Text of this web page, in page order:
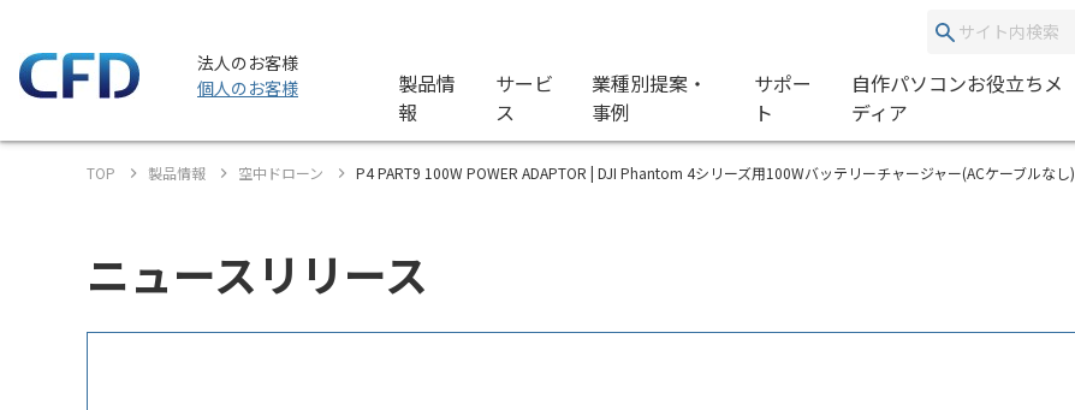
法人のお客様
個人のお客様
製品情
報
サービ
ス
業種別提案・
事例
サポー
ト
自作パソコンお役立ちメ
ディア
TOP 製品情報 空中ドローン P4 PART9 100W POWER ADAPTOR | DJI Phantom 4シリーズ用100Wバッテリーチャージャー(ACケーブルなし)
ニュースリリース